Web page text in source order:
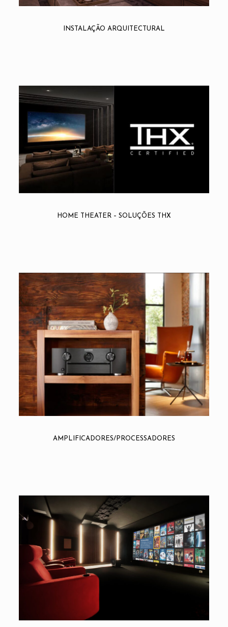
INSTALAÇÃO ARQUITECTURAL
HOME THEATER – SOLUÇÕES THX
AMPLIFICADORES/PROCESSADORES